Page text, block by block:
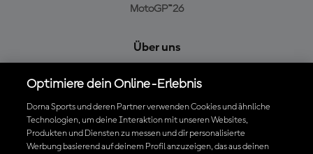
MotoGP™26
Über uns
Cookie-Richtlinien
Geschäftsbedingungen
Datenschutzrichtlinien
Kaufrichtlinie
Optimiere dein Online-Erlebnis
Dorna Sports und deren Partner verwenden Cookies und ähnliche
Technologien, um deine Interaktion mit unseren Websites,
Produkten und Diensten zu messen und dir personalisierte
Werbung basierend auf deinem Profil anzuzeigen, das aus deinen